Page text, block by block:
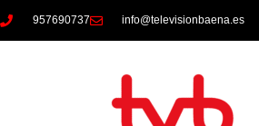
957690737 info@televisionbaena.es